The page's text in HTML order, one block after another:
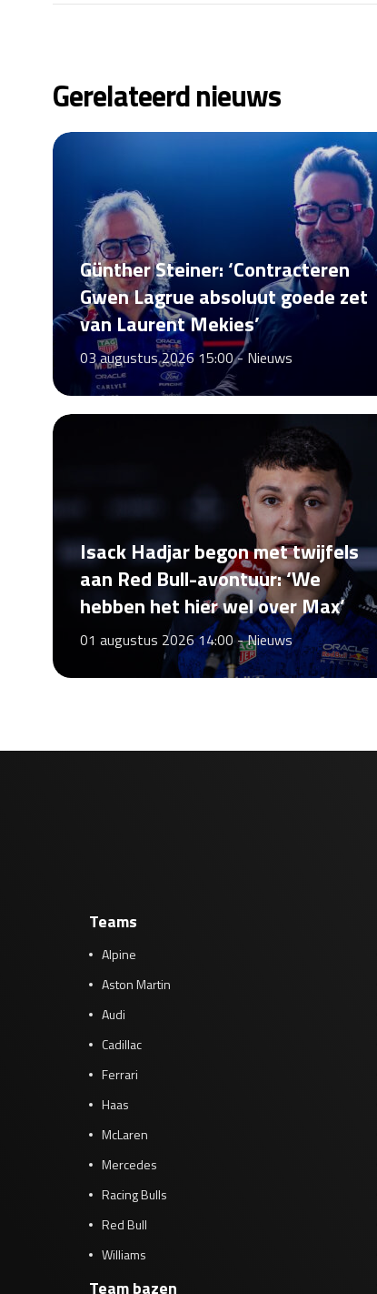
Gerelateerd nieuws
Günther Steiner: ‘Contracteren
Gwen Lagrue absoluut goede zet
van Laurent Mekies’
03 augustus 2026 15:00 -Nieuws
Isack Hadjar begon met twijfels
aan Red Bull-avontuur: ‘We
hebben het hier wel over Max’
01 augustus 2026 14:00 -Nieuws
Teams
Alpine
Aston Martin
Audi
Cadillac
Ferrari
Haas
McLaren
Mercedes
Racing Bulls
Red Bull
Williams
Team bazen